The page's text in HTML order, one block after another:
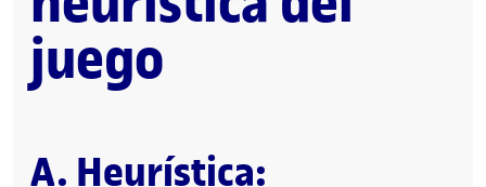
juego
A. Heurística: